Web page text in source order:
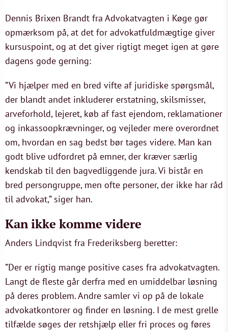
Dennis Brixen Brandt fra Advokatvagten i Køge gør
opmærksom på, at det for advokatfuldmægtige giver
kursuspoint, og at det giver rigtigt meget igen at gøre
dagens gode gerning:
”Vi hjælper med en bred vifte af juridiske spørgsmål,
der blandt andet inkluderer erstatning, skilsmisser,
arveforhold, lejeret, køb af fast ejendom, reklamationer
og inkassoopkrævninger, og vejleder mere overordnet
om, hvordan en sag bedst bør tages videre. Man kan
godt blive udfordret på emner, der kræver særlig
kendskab til den bagvedliggende jura. Vi bistår en
bred persongruppe, men ofte personer, der ikke har råd
til advokat,” siger han.
Kan ikke komme videre
Anders Lindqvist fra Frederiksberg beretter:
”Der er rigtig mange positive cases fra advokatvagten.
Langt de fleste går derfra med en umiddelbar løsning
på deres problem. Andre samler vi op på de lokale
advokatkontorer og finder en løsning. I de mest grelle
tilfælde søges der retshjælp eller fri proces og føres